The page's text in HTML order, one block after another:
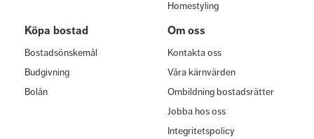
Homestyling
Köpa bostad
Bostadsönskemål
Budgivning
Bolån
Om oss
Kontakta oss
Våra kärnvärden
Ombildning bostadsrätter
Jobba hos oss
Integritetspolicy